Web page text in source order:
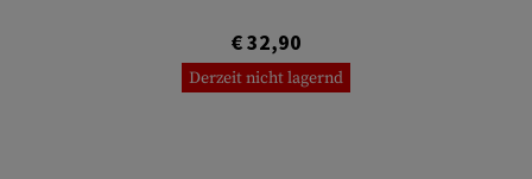
€ 32,90
Derzeit nicht lagernd